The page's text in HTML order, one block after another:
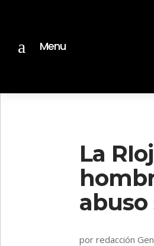
a Menu
La
abuso
porredacción